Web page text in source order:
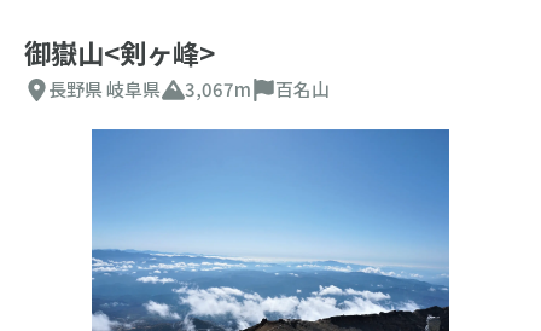
御嶽山<剣ヶ峰>
長野県岐阜県 3,067m 百名山